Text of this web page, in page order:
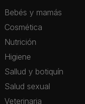
Bebés y mamás
Cosmética
Nutrición
Higiene
Sallud y botiquín
Salud sexual
Veterinaria